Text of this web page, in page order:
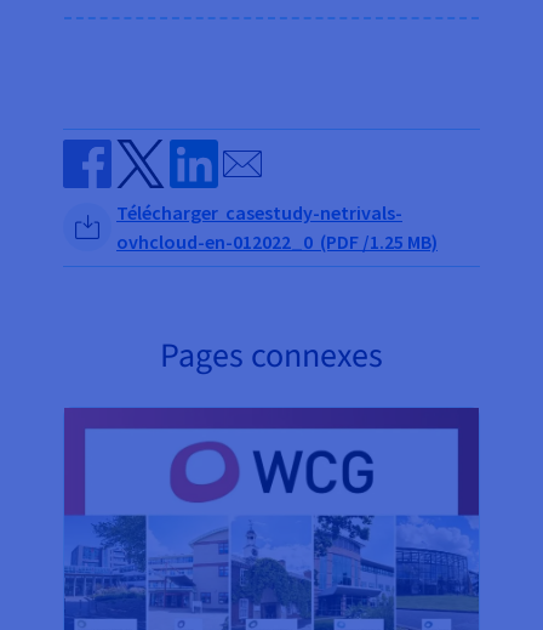
Share on Facebook
Share on Twitter
Share on Linkedin
Send by email
Télécharger casestudy-netrivals-
ovhcloud-en-012022_0 (PDF /1.25 MB)
Pages connexes